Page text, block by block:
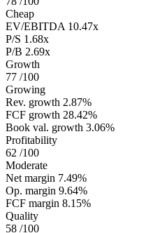
Cheap
EV/EBITDA 10.47x
P/S 1.68x
P/B 2.69x
Growth
77 /100
Growing
Rev. growth 2.87%
FCF growth 28.42%
Book val. growth 3.06%
Profitability
62 /100
Moderate
Net margin 7.49%
Op. margin 9.64%
FCF margin 8.15%
Quality
58 /100